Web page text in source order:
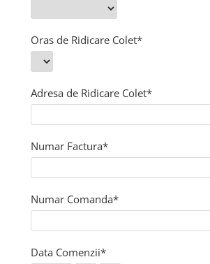
Oras de Ridicare Colet*
Adresa de Ridicare Colet*
Numar Factura*
Numar Comanda*
Data Comenzii*